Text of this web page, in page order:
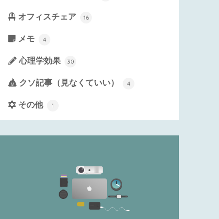
オフィスチェア 16
メモ 4
心理学効果 30
クソ記事（見なくていい） 4
その他 1